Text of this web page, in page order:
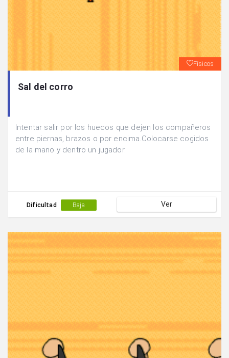
Físicos
Sal del corro
Intentar salir por los huecos que dejen los compañeros
entre piernas, brazos o por encima.Colocarse cogidos
de la mano y dentro un jugador.
Dificultad Baja Ver